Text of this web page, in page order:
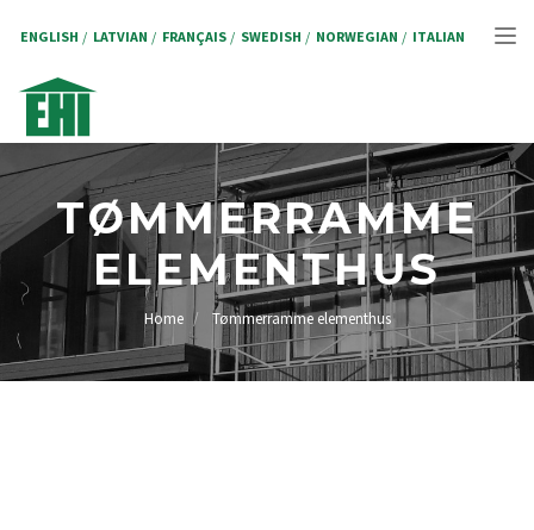
content
ENGLISH LATVIAN FRANÇAIS SWEDISH NORWEGIAN ITALIAN
TØMMERRAMME
ELEMENTHUS
BREADCRUMB
Home Tømmerramme elementhus